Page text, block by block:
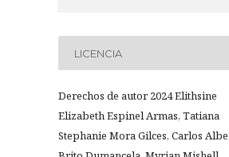
LICENCIA
Derechos de autor 2024 Elithsine
Elizabeth Espinel Armas, Tatiana
Stephanie Mora Gilces, Carlos